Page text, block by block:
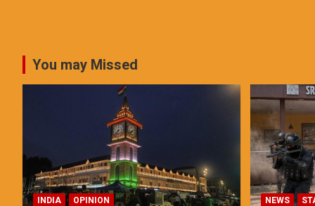
You may Missed
INDIA OPINION NEWS